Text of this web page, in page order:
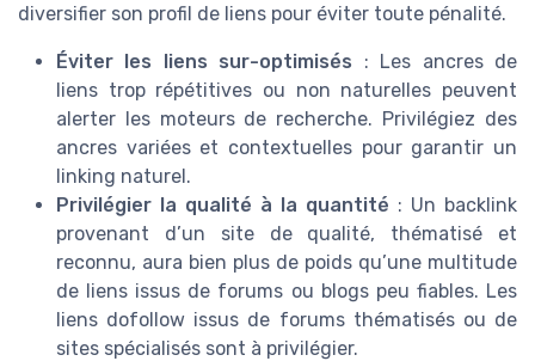
diversifier son profil de liens pour éviter toute pénalité.
Éviter les liens sur-optimisés : Les ancres de
liens trop répétitives ou non naturelles peuvent
alerter les moteurs de recherche. Privilégiez des
ancres variées et contextuelles pour garantir un
linking naturel.
Privilégier la qualité à la quantité : Un backlink
provenant d’un site de qualité, thématisé et
reconnu, aura bien plus de poids qu’une multitude
de liens issus de forums ou blogs peu fiables. Les
liens dofollow issus de forums thématisés ou de
sites spécialisés sont à privilégier.